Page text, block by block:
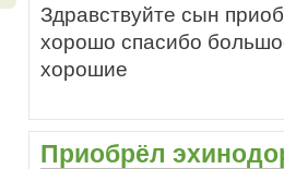
Здравствуйте сын
хорошо спасибо
хорошие
Приобрёл